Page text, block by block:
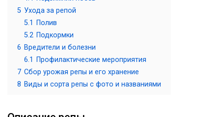
5 Ухода за репой
5.1
Полив
5.2 Подкормки
6 Вредители и болезни
6.1
Профилактические мероприятия
7 Сбор урожая репы и его хранение
8 Виды и сорта репы с фото и названиями